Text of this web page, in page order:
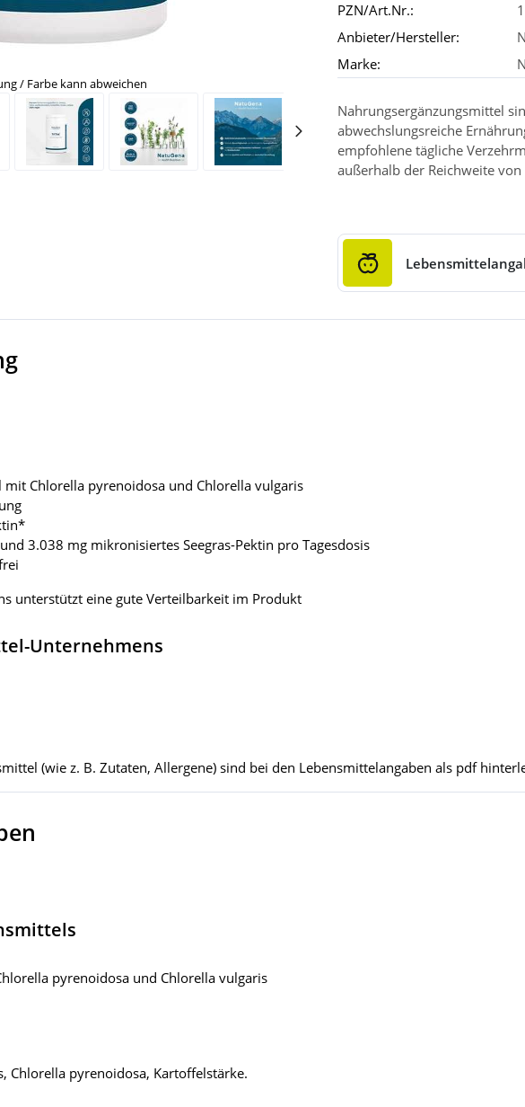
/ Farbe kann abweichen
PZN/Art.Nr.:
Anbieter/Hersteller:
Marke:
Nahrungsergänzungsmittel
abwechslungsreiche
empfohlene tägliche
außerhalb der Reichweite
Chlorella pyrenoidosa und Chlorella vulgaris
3.038 mg mikronisiertes Seegras-Pektin pro Tagesdosis
unterstützt eine gute Verteilbarkeit im Produkt
Unternehmens
(wie z. B. Zutaten, Allergene) sind bei den Lebensmittelangaben als pdf
pyrenoidosa und Chlorella vulgaris
Chlorella pyrenoidosa, Kartoffelstärke.